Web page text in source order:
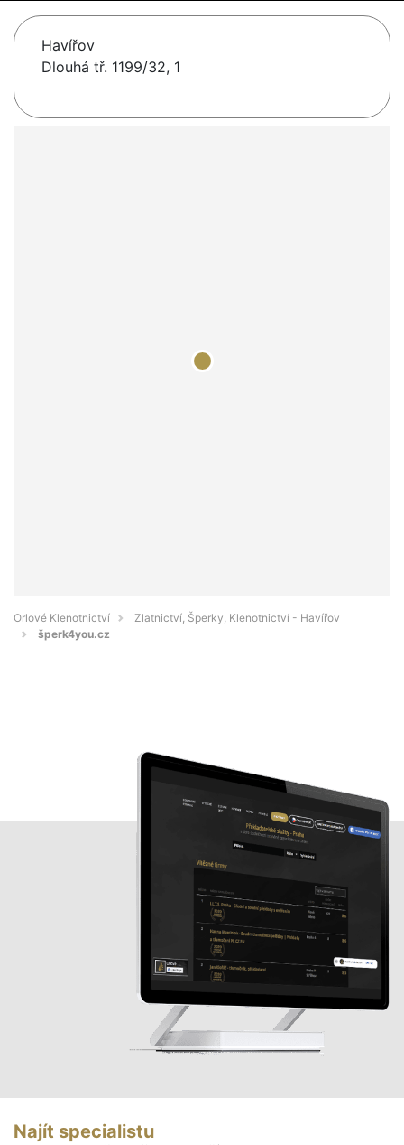
Havířov
Dlouhá tř. 1199/32, 1
Orlové Klenotnictví
Zlatnictví, Šperky, Klenotnictví - Havířov
šperk4you.cz
Najít specialistu